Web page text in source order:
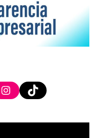
Instagram
TikTok